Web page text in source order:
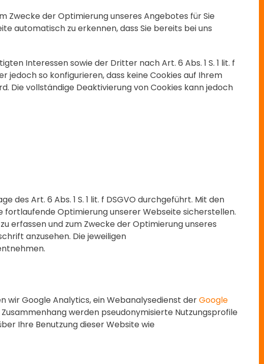
Zwecke der Optimierung unseres Angebotes für Sie
automatisch zu erkennen, dass Sie bereits bei uns
Interessen sowie der Dritter nach Art. 6 Abs. 1 S. 1 lit. f
jedoch so konfigurieren, dass keine Cookies auf Ihrem
Die vollständige Deaktivierung von Cookies kann jedoch
Art. 6 Abs. 1 S. 1 lit. f DSGVO durchgeführt. Mit den
Optimierung unserer Webseite sicherstellen.
erfassen und zum Zwecke der Optimierung unseres
anzusehen. Die jeweiligen
Google Analytics, ein Webanalysedienst derGoogle
Zusammenhang werden pseudonymisierte Nutzungsprofile
Ihre Benutzung dieser Website wie